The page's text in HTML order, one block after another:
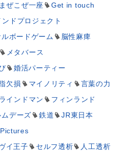
まぜこぜ一座
Get in touch
ンドプロジェクト
ボードゲーム
脳性麻痺
メタバース
婚活パーティー
欠損 マイノリティ
言葉の力
インドマン
フィンランド
デーズ 鉄道
JR東日本
イ王子
セルフ透析
人工透析